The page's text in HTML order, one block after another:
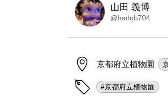
山田 義博
@badqb704
京都府立植物園
#京都府立植物園